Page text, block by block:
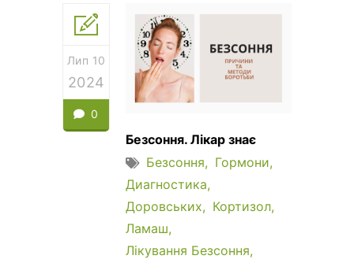
Лип 10
2024
0
Безсоння. Лікар знає
Безсоння
Гормони
Диагностика
Доровських
Кортизол
Ламаш
Лікування Безсоння